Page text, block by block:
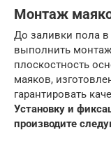
Монтаж
До заливки пола
выполнить
плоскостность
маяков,
гарантировать
Установку и
производите